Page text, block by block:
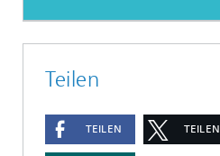
Teilen
TEILEN TEILEN